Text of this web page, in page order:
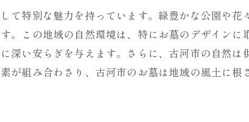
族に寄り添うお墓セットプランの選び方
養のニーズに応える多様なセットプラン
市の供養セットプランが選ばれる理由
の特色を活かしたお墓セットの提案
て特別な魅力を持っています。緑豊かな公園や花
。この地域の自然環境は、特にお墓のデザインに
深い安らぎを与えます。さらに、古河市の自然は
が組み合わさり、古河市のお墓は地域の風土に根